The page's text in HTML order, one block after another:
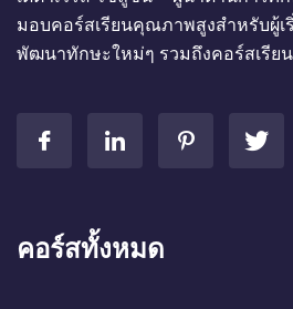
มอบคอร์สเรียนคุณภาพสูงสำหรับผู้เ
พัฒนาทักษะใหม่ๆ รวมถึงคอร์สเรีย
คอร์สทั้งหมด